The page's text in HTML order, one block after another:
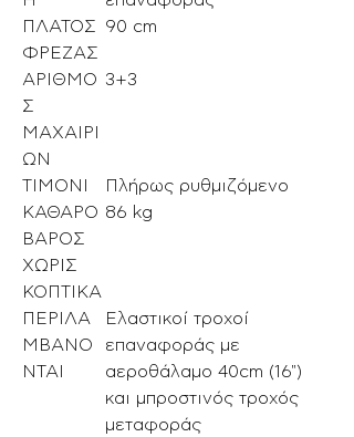
ΠΛΑΤΟΣ
ΦΡΕΖΑΣ
90 cm
ΑΡΙΘΜΟ
Σ
ΜΑΧΑΙΡΙ
ΩΝ
3+3
ΤΙΜΟΝΙ
Πλήρως ρυθμιζόμενο
ΚΑΘΑΡΟ
ΒΑΡΟΣ
ΧΩΡΙΣ
ΚΟΠΤΙΚΑ
86 kg
ΠΕΡΙΛΑ
ΜΒΑΝΟ
ΝΤΑΙ
Ελαστικοί τροχοί
επαναφοράς με
αεροθάλαμο 40cm (16")
και μπροστινός τροχός
μεταφοράς